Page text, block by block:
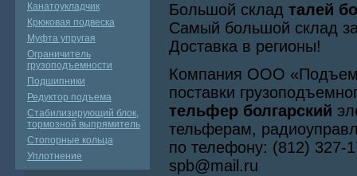
Канатоукладчик
Крюковая подвеска
Муфта упругая
Ограничитель
грузоподъемности
Подшипники
Редуктор подъема
Стабилизирующий блок,
тормозной выпрямитель
Стопорные кольца
Уплотнение
Большой склад талей
Самый большой склад
Доставка в регионы!
Компания ООО «Подъем
поставки
тельфер болгарский
тельферам,
по телефону: (812) 327-
spb@mail.ru